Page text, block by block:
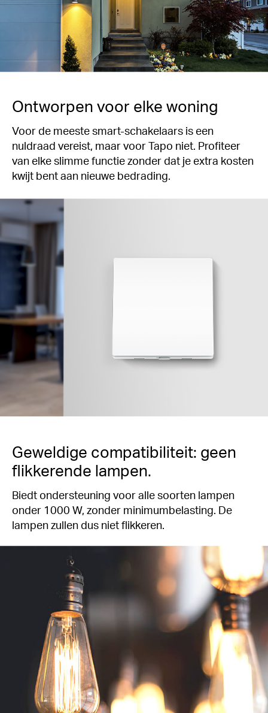
Ontworpen voor elke woning
Voor de meeste smart-schakelaars is een
nuldraad vereist, maar voor Tapo niet. Profiteer
van elke slimme functie zonder dat je extra kosten
kwijt bent aan nieuwe bedrading.
Geweldige compatibiliteit: geen
flikkerende lampen.
Biedt ondersteuning voor alle soorten lampen
onder 1000 W, zonder minimumbelasting. De
lampen zullen dus niet flikkeren.